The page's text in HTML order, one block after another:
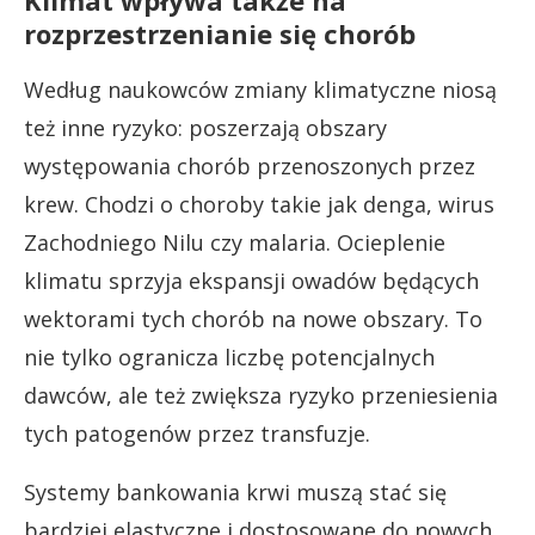
rozprzestrzenianie się chorób
Według naukowców zmiany klimatyczne niosą
też inne ryzyko: poszerzają obszary
występowania chorób przenoszonych przez
krew. Chodzi o choroby takie jak denga, wirus
Zachodniego Nilu czy malaria. Ocieplenie
klimatu sprzyja ekspansji owadów będących
wektorami tych chorób na nowe obszary. To
nie tylko ogranicza liczbę potencjalnych
dawców, ale też zwiększa ryzyko przeniesienia
tych patogenów przez transfuzje.
Systemy bankowania krwi muszą stać się